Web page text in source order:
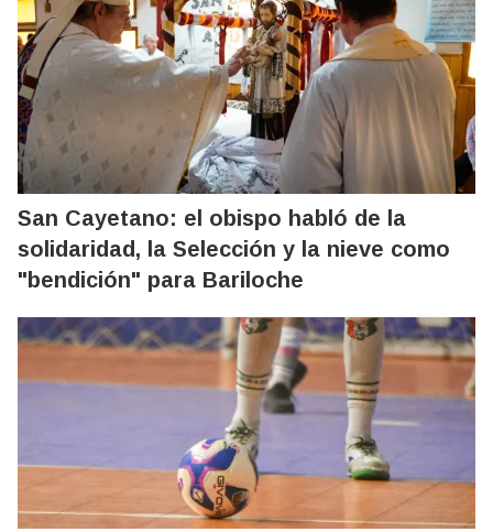
San Cayetano: el obispo habló de la
solidaridad, la Selección y la nieve como
"bendición" para Bariloche